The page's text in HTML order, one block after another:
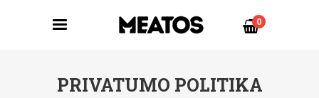
0
PRIVATUMO POLITIKA